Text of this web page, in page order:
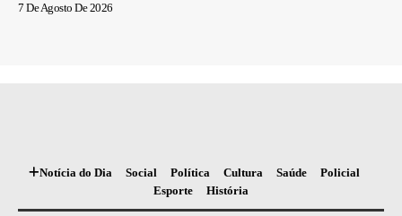
7 De Agosto De 2026
Notícia do Dia Social Política Cultura Saúde
Policial
Esporte
História